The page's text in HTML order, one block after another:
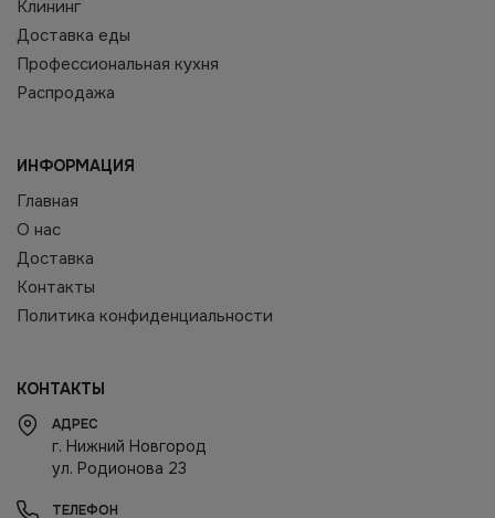
Клининг
Доставка еды
Профессиональная кухня
Распродажа
ИНФОРМАЦИЯ
Главная
О нас
Доставка
Контакты
Политика конфиденциальности
КОНТАКТЫ
АДРЕС
г. Нижний Новгород
ул. Родионова 23
ТЕЛЕФОН